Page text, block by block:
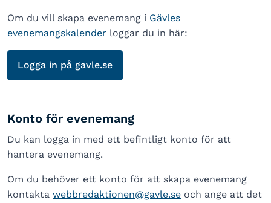
Om du vill skapa evenemang i Gävles
evenemangskalender loggar du in här:
Logga in på gavle.se
Konto för evenemang
Du kan logga in med ett befintligt konto för att
hantera evenemang.
Om du behöver ett konto för att skapa evenemang
kontakta webbredaktionen@gavle.se och ange att det